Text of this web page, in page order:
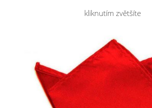
kliknutím zvětšíte